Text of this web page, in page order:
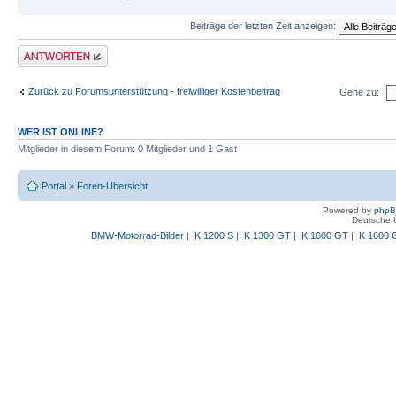
Beiträge der letzten Zeit anzeigen:
Antwort schreiben
Zurück zu Forumsunterstützung - freiwilliger Kostenbeitrag Gehe zu:
WER IST ONLINE?
Mitglieder in diesem Forum: 0 Mitglieder und 1 Gast
Portal » Foren-Übersicht
Powered by
Deutsche
BMW-Motorrad-Bilder| K 1200 S| K 1300 GT| K 1600 GT| K 1600